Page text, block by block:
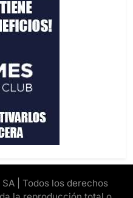
| Todos los derechos